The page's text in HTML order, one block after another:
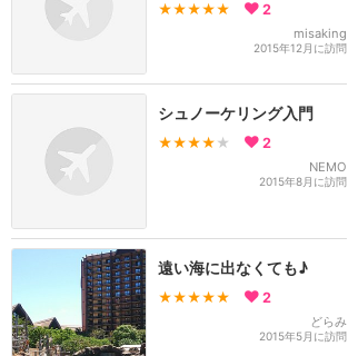
★★★★★ 2
misaking
2015年12月に訪問
シュノーケリング入門
★★★★ ★ 2
NEMO
2015年8月に訪問
遠い海に出なくても♪
★★★★★ 2
どらみ
2015年5月に訪問